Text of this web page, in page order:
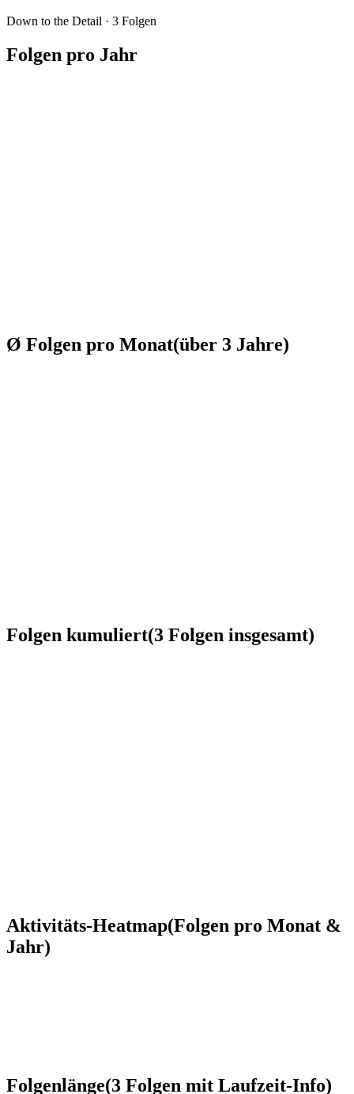
Down to the Detail · 3 Folgen
Folgen pro Jahr
Ø Folgen pro Monat(über 3 Jahre)
Folgen kumuliert(3 Folgen insgesamt)
Aktivitäts-Heatmap(Folgen pro Monat &
Jahr)
Folgenlänge(3 Folgen mit Laufzeit-Info)